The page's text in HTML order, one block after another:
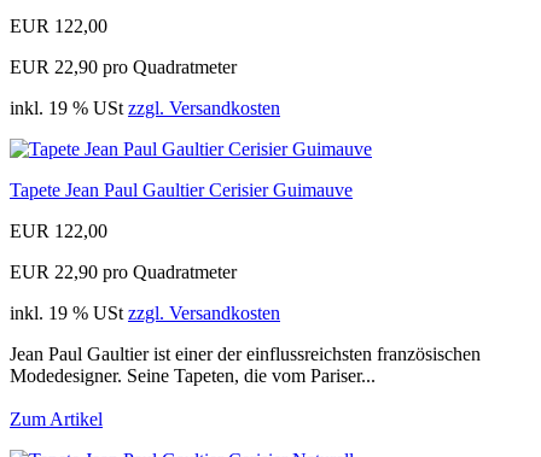
EUR 122,00
EUR 22,90 pro Quadratmeter
inkl. 19 % USt zzgl. Versandkosten
Tapete Jean Paul Gaultier Cerisier Guimauve
EUR 122,00
EUR 22,90 pro Quadratmeter
inkl. 19 % USt zzgl. Versandkosten
Jean Paul Gaultier ist einer der einflussreichsten französischen
Modedesigner. Seine Tapeten, die vom Pariser...
Zum Artikel